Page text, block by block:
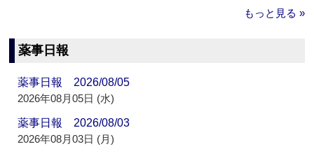
もっと見る »
薬事日報
薬事日報 2026/08/05
2026年08月05日 (水)
薬事日報 2026/08/03
2026年08月03日 (月)